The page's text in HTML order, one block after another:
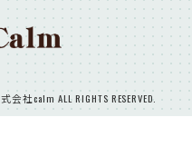
calm ALL RIGHTS RESERVED.